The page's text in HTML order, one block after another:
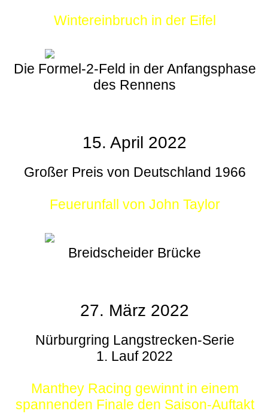
Wintereinbruch in der Eifel
Die Formel-2-Feld in der Anfangsphase
des Rennens
15. April 2022
Großer Preis von Deutschland 1966
Feuerunfall von John Taylor
Breidscheider Brücke
27. März 2022
Nürburgring Langstrecken-Serie
1. Lauf 2022
Manthey Racing gewinnt in einem
spannenden Finale den Saison-Auftakt